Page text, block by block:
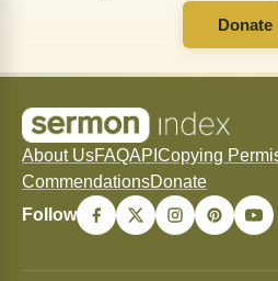
Donate
About UsFAQAPI Copying
CommendationsDonate
Follow